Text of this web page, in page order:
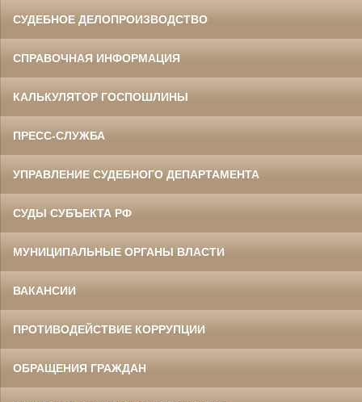
СУДЕБНОЕ ДЕЛОПРОИЗВОДСТВО
СПРАВОЧНАЯ ИНФОРМАЦИЯ
КАЛЬКУЛЯТОР ГОСПОШЛИНЫ
ПРЕСС-СЛУЖБА
УПРАВЛЕНИЕ СУДЕБНОГО ДЕПАРТАМЕНТА
СУДЫ СУБЪЕКТА РФ
МУНИЦИПАЛЬНЫЕ ОРГАНЫ ВЛАСТИ
ВАКАНСИИ
ПРОТИВОДЕЙСТВИЕ КОРРУПЦИИ
ОБРАЩЕНИЯ ГРАЖДАН